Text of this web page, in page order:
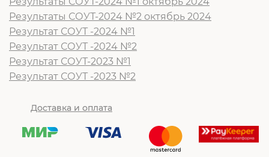
Результаты СОУТ-2024 №2 октябрь 2024
Результат СОУТ -2024 №1
Результат СОУТ -2024 №2
Результат СОУТ-2023 №1
Результат СОУТ -2023 №2
Доставка и оплата